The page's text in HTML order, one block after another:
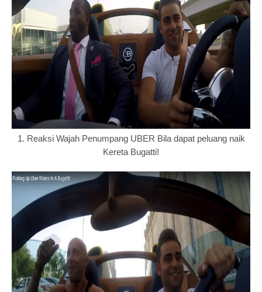
1. Reaksi Wajah Penumpang UBER Bila dapat peluang naik
Kereta Bugatti!